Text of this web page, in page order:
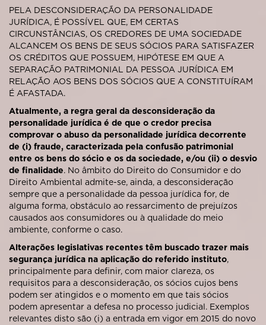
PELA DESCONSIDERAÇÃO DA PERSONALIDADE
JURÍDICA, É POSSÍVEL QUE, EM CERTAS
CIRCUNSTÂNCIAS, OS CREDORES DE UMA SOCIEDADE
ALCANCEM OS BENS DE SEUS SÓCIOS PARA SATISFAZER
OS CRÉDITOS QUE POSSUEM, HIPÓTESE EM QUE A
SEPARAÇÃO PATRIMONIAL DA PESSOA JURÍDICA EM
RELAÇÃO AOS BENS DOS SÓCIOS QUE A CONSTITUÍRAM
É AFASTADA.
Atualmente, a regra geral da desconsideração da
personalidade jurídica é de que o credor precisa
comprovar o abuso da personalidade jurídica decorrente
de (i) fraude, caracterizada pela confusão patrimonial
entre os bens do sócio e os da sociedade, e/ou (ii) o desvio
de finalidade. No âmbito do Direito do Consumidor e do
Direito Ambiental admite-se, ainda, a desconsideração
sempre que a personalidade da pessoa jurídica for, de
alguma forma, obstáculo ao ressarcimento de prejuízos
causados aos consumidores ou à qualidade do meio
ambiente, conforme o caso.
Alterações legislativas recentes têm buscado trazer mais
segurança jurídica na aplicação do referido instituto,
principalmente para definir, com maior clareza, os
requisitos para a desconsideração, os sócios cujos bens
podem ser atingidos e o momento em que tais sócios
podem apresentar a defesa no processo judicial. Exemplos
relevantes disto são (i) a entrada em vigor em 2015 do novo